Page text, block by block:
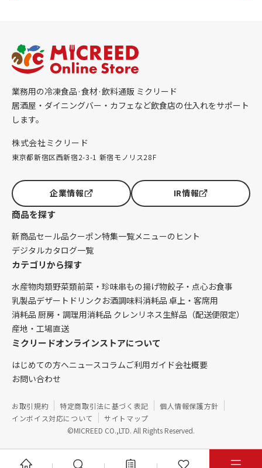
業務用の冷凍食品·食材·飲料通販 ミクリード
居酒屋・ダイニングバー・カフェなど飲食店の仕入れをサポート
します。
株式会社ミクリード
東京都新宿区西新宿2-3-1 新宿モノリス28F
企業情報 IR情報
商品を探す
新商品セール品クーポン特集一覧メニューのヒント
デジタルカタログ一覧
カテゴリから探す
水産物肉類野菜類前菜・珍味串もの揚げ物餃子・点心お食事
乳製品デザート ドリンク お酒調味料消耗品 卓上・客席用
消耗品 厨房・調理用消耗品 クレンリネス生鮮品（配送便限定）
産地・工場直送
ミクリードオンラインストアについて
はじめての方へニュースコラムご利用ガイド会社概要
お問い合わせ
©MICREED CO.,LTD. All Rights Reserved.
お取引規約 特定商取引法に基づく表記
個人情報保護方針
インボイス対応について
サイトマップ